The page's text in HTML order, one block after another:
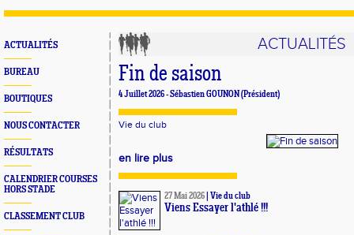
ACTUALITÉS
BUREAU
BOUTIQUES
NOUS CONTACTER
RÉSULTATS
CALENDRIER COURSES
HORS STADE
CLASSEMENT CLUB
ACTUALITÉS
Fin de saison
4 Juillet 2026 - Sébastien GOUNON (Président)
Vie du club
en lire plus
27 Mai 2026 Vie du club
Viens Essayer l'athlé !!!